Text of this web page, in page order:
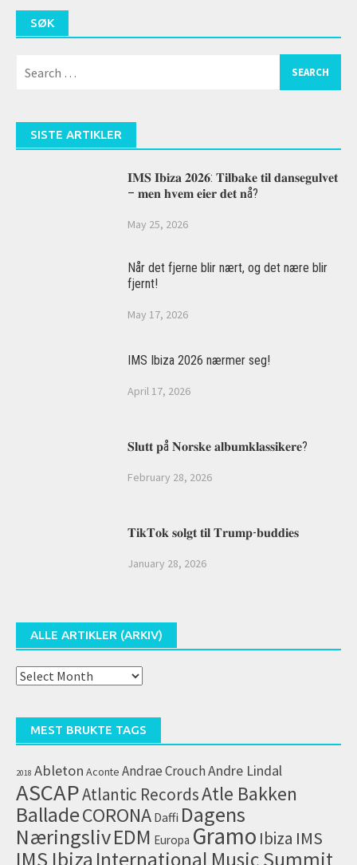
SØK
for:
SISTE ARTIKLER
𝐈𝐌𝐒 𝐈𝐛𝐢𝐳𝐚 𝟐𝟎𝟐𝟔: 𝐓𝐢𝐥𝐛𝐚𝐤𝐞 𝐭𝐢𝐥 𝐝𝐚𝐧𝐬𝐞𝐠𝐮𝐥𝐯𝐞𝐭
– 𝐦𝐞𝐧 𝐡𝐯𝐞𝐦 𝐞𝐢𝐞𝐫 𝐝𝐞𝐭 𝐧å?
May 25, 2026
Når det fjerne blir nært, og det nære blir
fjernt!
May 17, 2026
IMS Ibiza 2026 nærmer seg!
April 17, 2026
𝐒𝐥𝐮𝐭𝐭 𝐩å 𝐍𝐨𝐫𝐬𝐤𝐞 𝐚𝐥𝐛𝐮𝐦𝐤𝐥𝐚𝐬𝐬𝐢𝐤𝐞𝐫𝐞?
February 28, 2026
𝐓𝐢𝐤𝐓𝐨𝐤 𝐬𝐨𝐥𝐠𝐭 𝐭𝐢𝐥 𝐓𝐫𝐮𝐦𝐩-𝐛𝐮𝐝𝐝𝐢𝐞𝐬
January 28, 2026
ALLE ARTIKLER (ARKIV)
Alle
(arkiv)
MEST BRUKTE TAGS
2018 Ableton Aconte Andrae CrouchAndre Lindal
ASCAPAtlantic RecordsAtle Bakken
BalladeCORONA Daffi Dagens
NæringslivEDM Europa Gramo Ibiza IMS
IMS Ibiza International Music Summit